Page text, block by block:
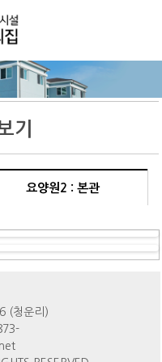
기
요양원2 : 본관
(청운리)